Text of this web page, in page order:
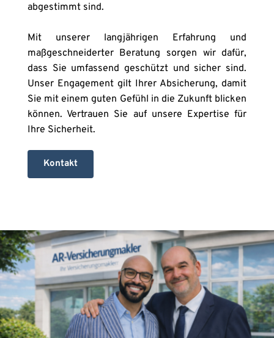
abgestimmt sind.
Mit unserer langjährigen Erfahrung und
maßgeschneiderter Beratung sorgen wir dafür,
dass Sie umfassend geschützt und sicher sind.
Unser Engagement gilt Ihrer Absicherung, damit
Sie mit einem guten Gefühl in die Zukunft blicken
können. Vertrauen Sie auf unsere Expertise für
Ihre Sicherheit.
Kontakt